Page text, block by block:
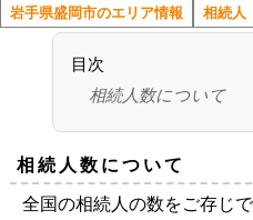
岩手県盛岡市のエリア情報 相続人
目次
相続人数について
相続人数について
全国の相続人の数をご存じ